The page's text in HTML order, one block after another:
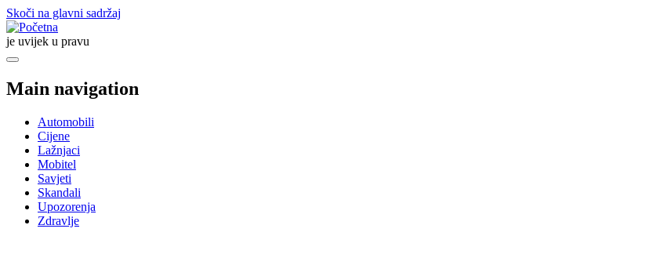
Skoči na glavni sadržaj
je uvijek u pravu
Main navigation
Automobili
Cijene
Lažnjaci
Mobitel
Savjeti
Skandali
Upozorenja
Zdravlje